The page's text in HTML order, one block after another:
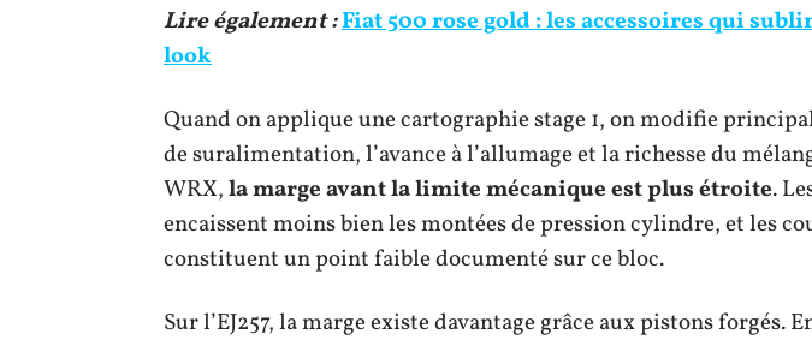
Lire également :Fiat 500 rose gold : les accessoires qui
look
Quand on applique une cartographie stage 1, on modifie
de suralimentation, l’avance à l’allumage et la richesse du
WRX,la marge avant la limite mécanique est plus étroite.
encaissent moins bien les montées de pression cylindre, et les
constituent un point faible documenté sur ce bloc.
Sur l’EJ257, la marge existe davantage grâce aux pistons forgés.